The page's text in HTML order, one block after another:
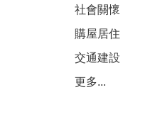
社會關懷
購屋居住
交通建設
更多...